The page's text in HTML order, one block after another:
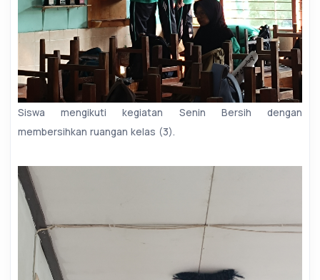
Siswa mengikuti kegiatan Senin Bersih dengan
membersihkan ruangan kelas (3).